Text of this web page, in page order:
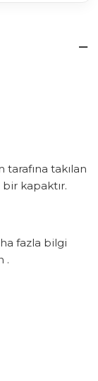
tarafına takılan
bir kapaktır.
fazla bilgi
.